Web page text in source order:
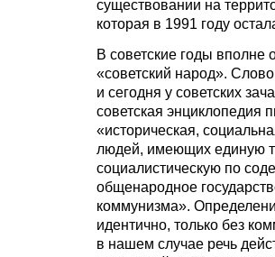
существовании на
которая в 1991 году
В советские годы
«советский народ».
и сегодня у советских
советская энциклопедия
«историческая,
людей, имеющих единую
социалистическую по
общенародное
коммунизма».
идентично, только без
в нашем случае речь